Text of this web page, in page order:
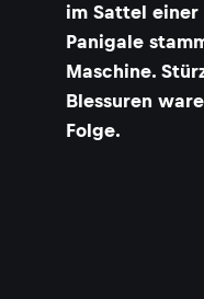
im Sattel einer
Panigale
Maschine.
Blessuren
Folge.